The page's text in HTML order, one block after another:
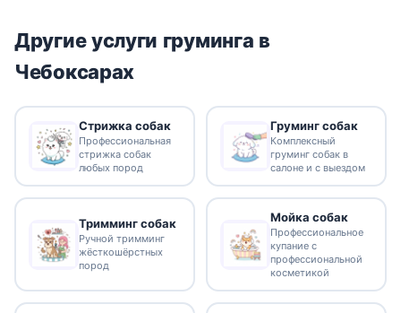
Другие услуги груминга в
Чебоксарах
Стрижка собак
Профессиональная
стрижка собак
любых пород
Груминг собак
Комплексный
груминг собак в
салоне и с выездом
Тримминг собак
Ручной тримминг
жёсткошёрстных
пород
Мойка собак
Профессиональное
купание с
профессиональной
косметикой